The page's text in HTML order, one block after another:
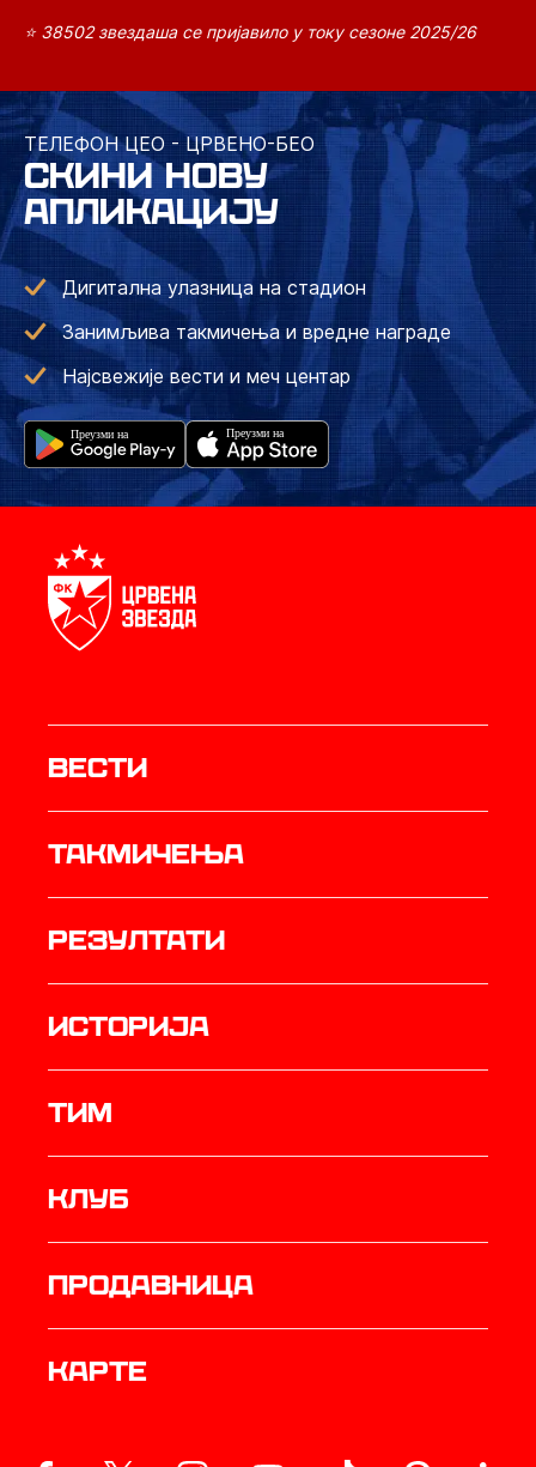
⭐ 38502 звездаша се пријавило у току сезоне 2025/26
ТЕЛЕФОН ЦЕО - ЦРВЕНО-БЕО
СКИНИ НОВУ
АПЛИКАЦИЈУ
Дигитална улазница на стадион
Занимљива такмичења и вредне награде
Најсвежије вести и меч центар
Вести
Такмичења
резултати
историја
ТИМ
Клуб
продавница
Карте